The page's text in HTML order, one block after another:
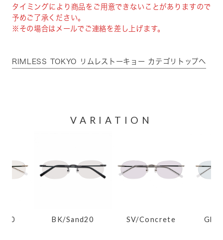
タイミングにより商品をご用意できないことがありますので
予めご了承ください。
※その場合はメールでご連絡を差し上げます。
RIMLESS TOKYO リムレストーキョー カテゴリトップへ
VARIATION
BK/Sand20 SV/Concrete GD/